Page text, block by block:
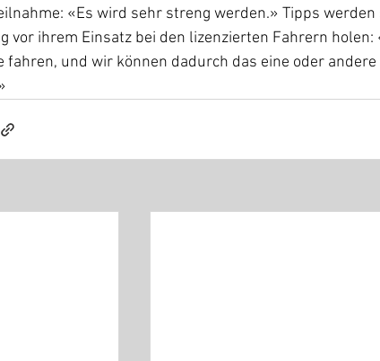
«Es wird sehr streng werden.» Tipps
vor ihrem Einsatz bei den lizenzierten Fahrern
fahren, und wir können dadurch das eine oder